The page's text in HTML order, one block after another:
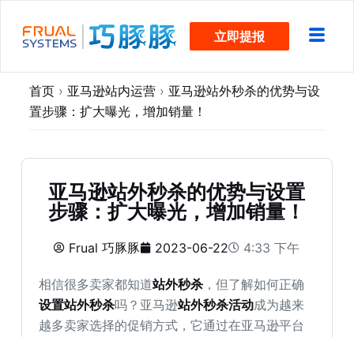
过
立即提报
首页 › 亚马逊站内运营 › 亚马逊站外秒杀的优势与设
置步骤：扩大曝光，增加销量！
亚马逊站外秒杀的优势与设置
步骤：扩大曝光，增加销量！
Frual 巧豚豚 2023-06-22 4:33 下午
相信很多卖家都知道站外秒杀 ，但了解如何正确
设置站外秒杀吗？亚马逊站外秒杀活动成为越来
越多卖家选择的促销方式，它通过在亚马逊平台